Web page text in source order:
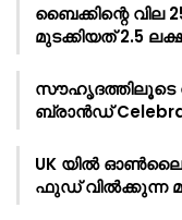
ബൈക്കിന്റെ വില
മുടക്കിയത് 2.5
സൗഹൃദത്തിലൂടെ
ബ്രാൻഡ്
UK യിൽ
ഫുഡ് വിൽക്കുന്ന